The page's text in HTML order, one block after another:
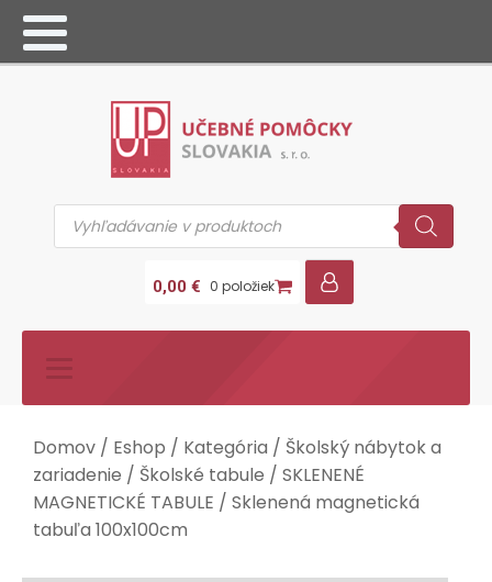
Products
search
0,00 € 0 položiek
Domov / Eshop / Kategória / Školský nábytok a
zariadenie / Školské tabule / SKLENENÉ
MAGNETICKÉ TABULE / Sklenená magnetická
tabuľa 100x100cm